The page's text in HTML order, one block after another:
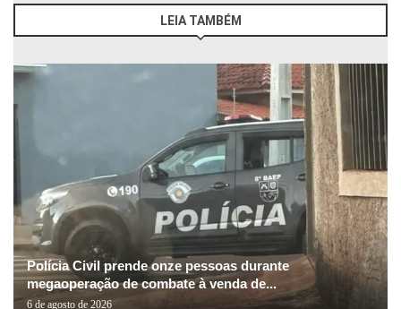
LEIA TAMBÉM
Polícia Civil prende onze pessoas durante
megaoperação de combate à venda de...
6 de agosto de 2026